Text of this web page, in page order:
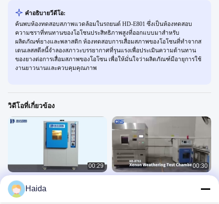
คําอธิบายวีดีโอ:
ค้นพบห้องทดสอบสภาพแวดล้อมในรถยนต์ HD-E801 ซึ่งเป็นห้องทดสอบ
ความชราที่ทนทานของโอโซนประสิทธิภาพสูงที่ออกแบบมาสำหรับ
ผลิตภัณฑ์ยางและพลาสติก ห้องทดสอบการเสื่อมสภาพของโอโซนที่ทำจากส
เตนเลสสตีลนี้จำลองสภาวะบรรยากาศที่รุนแรงเพื่อประเมินความต้านทาน
ของยางต่อการเสื่อมสภาพของโอโซน เพื่อให้มั่นใจว่าผลิตภัณฑ์มีอายุการใช้
งานยาวนานและควบคุมคุณภาพ
วิดีโอที่เกี่ยวข้อง
00:29
ห้องทดสอบการระเหยที่เร่งรัดกันการ
เหลือง
环境
00:30
ทนทานต่อสภาพอากาศของหลอดเซ
Haida